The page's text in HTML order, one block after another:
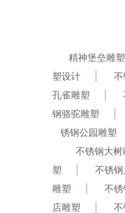
精神堡垒雕塑
塑设计
不
孔雀雕塑
钢骆驼雕塑
锈钢公园雕塑
不锈钢大树
塑
不锈
雕塑
不锈
店雕塑
不